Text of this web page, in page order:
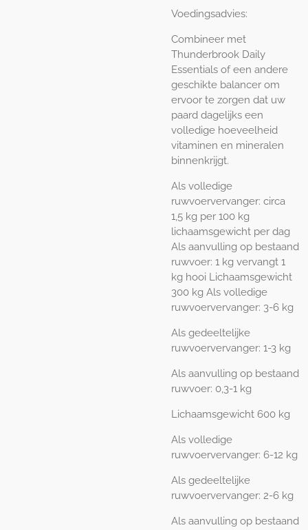
Voedingsadvies:
Combineer met
Thunderbrook Daily
Essentials of een andere
geschikte balancer om
ervoor te zorgen dat uw
paard dagelijks een
volledige hoeveelheid
vitaminen en mineralen
binnenkrijgt.
Als volledige
ruwvoervervanger: circa
1,5 kg per 100 kg
lichaamsgewicht per dag
Als aanvulling op bestaand
ruwvoer: 1 kg vervangt 1
kg hooi Lichaamsgewicht
300 kg Als volledige
ruwvoervervanger: 3-6 kg
Als gedeeltelijke
ruwvoervervanger: 1-3 kg
Als aanvulling op bestaand
ruwvoer: 0,3-1 kg
Lichaamsgewicht 600 kg
Als volledige
ruwvoervervanger: 6-12 kg
Als gedeeltelijke
ruwvoervervanger: 2-6 kg
Als aanvulling op bestaand